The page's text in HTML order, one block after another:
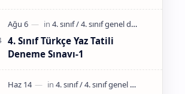
4. Sınıf Türkçe Yaz Tatili
Deneme Sınavı-1